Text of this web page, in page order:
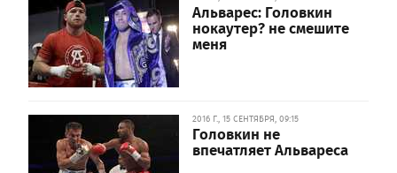
Альварес: Головкин
нокаутер? не смешите
меня
2016 Г., 15 СЕНТЯБРЯ, 09:15
Головкин не
впечатляет Альвареса